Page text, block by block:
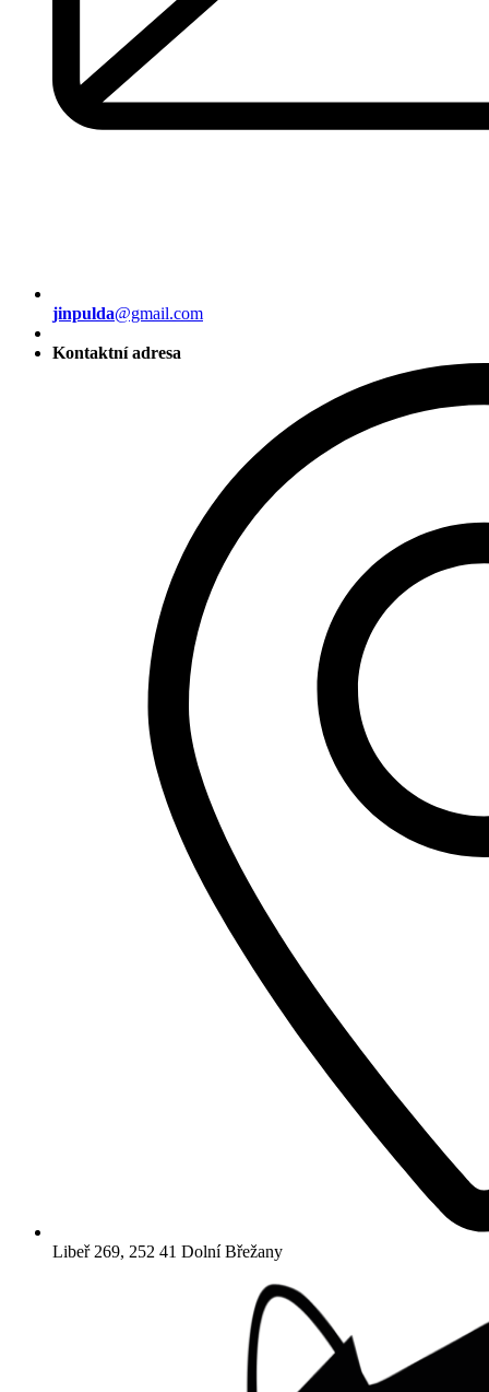
jinpulda@gmail.com
Kontaktní adresa
Libeř 269, 252 41 Dolní Břežany